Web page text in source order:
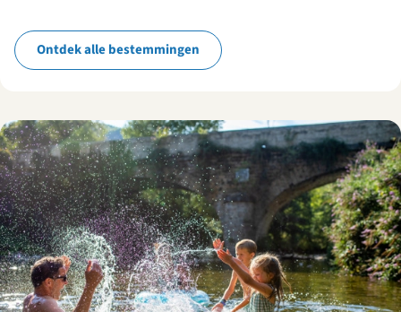
Ontdek alle bestemmingen